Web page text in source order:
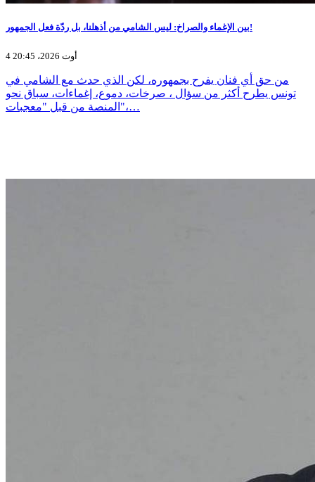
بين الإغماء والصراخ: ليس الشامي من أذهلنا، بل ردّة فعل الجمهور!
4 أوت 2026، 20:45
من حق أي فنان يفرح بجمهوره، لكن الذي حدث مع الشامي في
تونس يطرح أكثر من سؤال ، صرخات، دموع، إغماءات، سباق نحو
المنصة من قبل "معجبات"،…